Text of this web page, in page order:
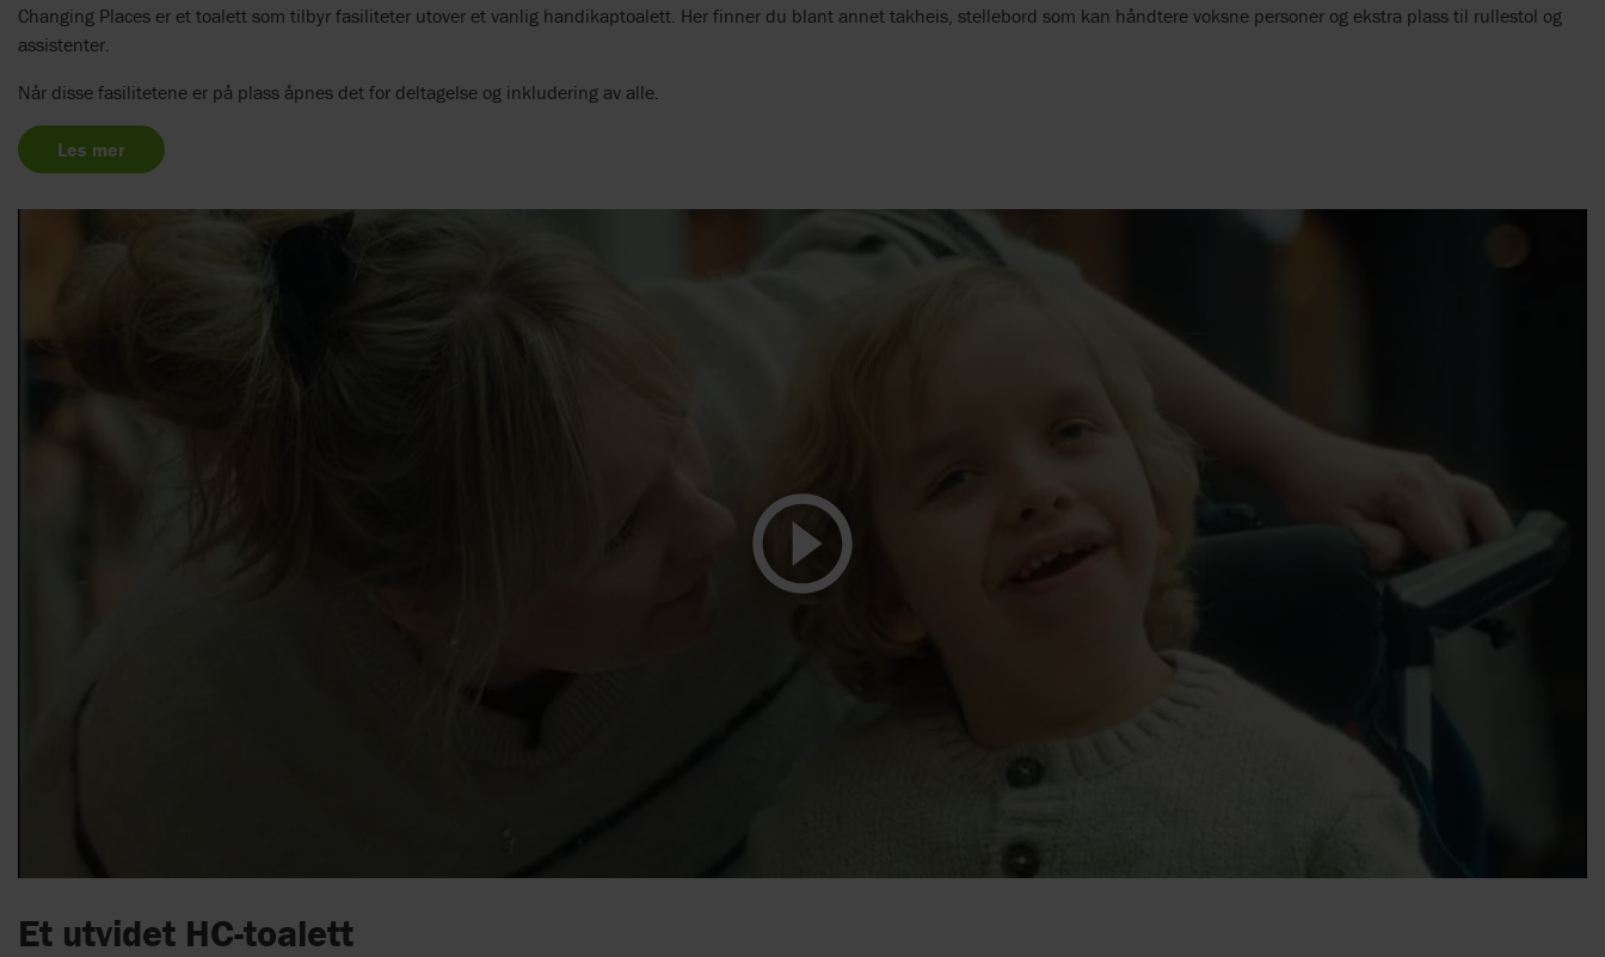
Changing Places er et toalett som tilbyr fasiliteter utover et vanlig handikaptoalett. Her finner du blant annet takheis, stellebord som kan håndtere voksne personer og ekstra plass til rullestol og
assistenter.
Når disse fasilitetene er på plass åpnes det for deltagelse og inkludering av alle.
Les mer
Et utvidet HC-toalett